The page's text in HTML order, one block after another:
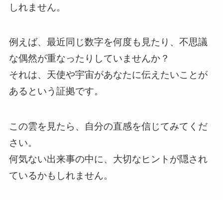
しれません。
例えば、最近同じ数字を何度も見たり、不思議
な偶然が重なったりしていませんか？
それは、天使や宇宙があなたに伝えたいことが
あるという証拠です。
この雲を見たら、自分の直感を信じてみてくだ
さい。
何気ない出来事の中に、大切なヒントが隠され
ているかもしれません。